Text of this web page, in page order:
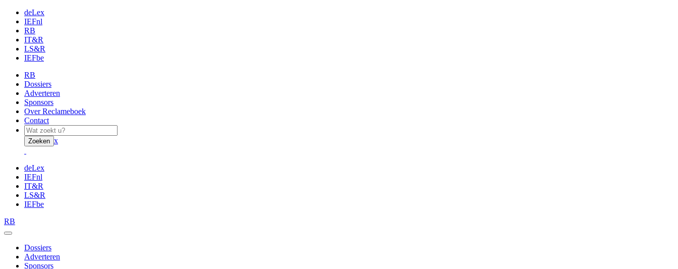
deLex
IEFnl
RB
IT&R
LS&R
IEFbe
RB
Dossiers
Adverteren
Sponsors
Over Reclameboek
Contact
Zoeken x
deLex
IEFnl
IT&R
LS&R
IEFbe
RB
Dossiers
Adverteren
Sponsors